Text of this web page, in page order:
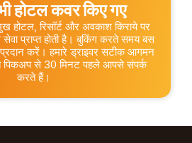
होटल कवर किए गए
होटल, रिसॉर्ट और अवकाश किराये पर
सेवा प्राप्त होती है। बुकिंग करते समय बस
करें। हमारे ड्राइवर सटीक आगमन
पिकअप से 30 मिनट पहले आपसे संपर्क
करते हैं।